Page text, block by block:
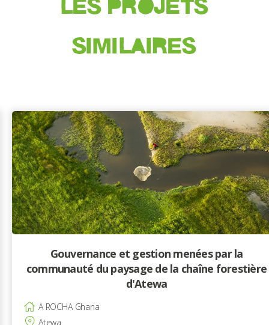
SIMILAIRES
Gouvernance et gestion menées par la
communauté du paysage de la chaîne forestière
d'Atewa
A ROCHA Ghana
Atewa